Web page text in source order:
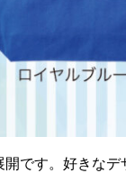
です。好きな